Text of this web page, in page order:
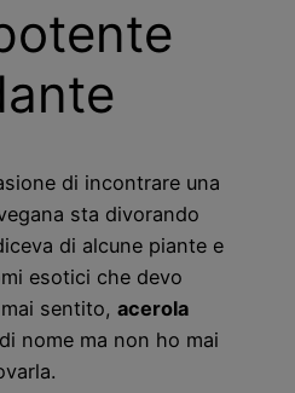
di incontrare una
sta divorando
di alcune piante e
esotici che devo
sentito, acerola
nome ma non ho mai